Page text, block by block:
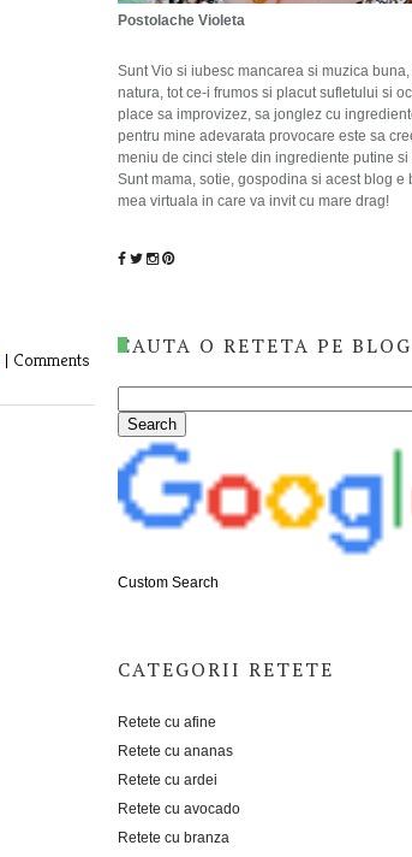
| Comments
Postolache Violeta
Sunt Vio si iubesc mancarea si muzica
natura, tot ce-i frumos si placut sufletului si
place sa improvizez, sa jonglez cu
pentru mine adevarata provocare este sa
meniu de cinci stele din ingrediente putine si
Sunt mama, sotie, gospodina si acest blog e
mea virtuala in care va invit cu mare drag!
CAUTA O RETETA PE BLOG
Custom Search
CATEGORII RETETE
Retete cu afine
Retete cu ananas
Retete cu ardei
Retete cu avocado
Retete cu branza